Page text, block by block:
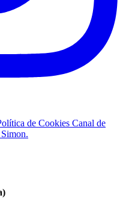
de Cookies Canal de